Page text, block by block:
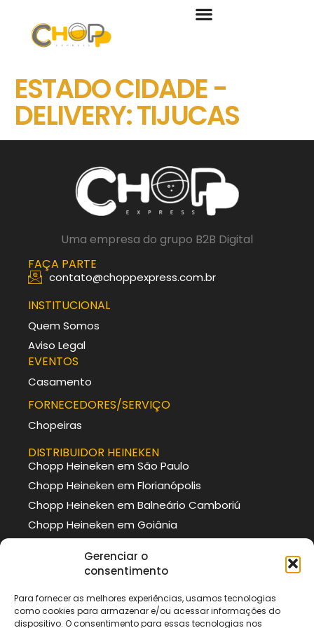
Gerenciar o
consentimento
Para fornecer as melhores experiências, usamos tecnologias
como cookies para armazenar e/ou acessar informações do
dispositivo. O consentimento para essas tecnologias nos
ESTADO CIDADE -
DELIVERY:TIJUCAS
Uma empresa do grupo B2B Digital
FAÇA PARTE
contato@choppexpress.com.br
INSTITUCIONAL
Quem Somos
Aviso Legal
EVENTOS
Casamento
FORNECEDORES/SERVIÇO
Chopeiras
DISTRIBUIDOR HEINEKEN
Chopp Heineken em São Paulo
Chopp Heineken em Florianópolis
Chopp Heineken em Balneário Camboriú
Chopp Heineken em Goiânia
DISTRIBUIDOR BRAHMA
Chopp Brahma em Curitiba
Chopp Brahma em Itajaí
Chopp Brahma em São Paulo